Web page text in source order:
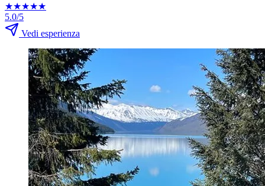
★★★★★
5.0/5
Vedi esperienza